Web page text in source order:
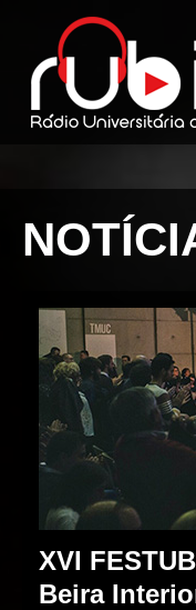
XVI
Beira